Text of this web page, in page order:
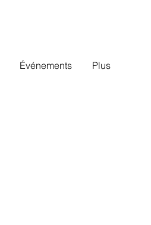
Événements Plus